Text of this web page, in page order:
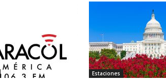
Estaciones